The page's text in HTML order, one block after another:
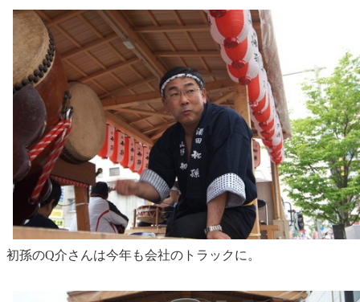
初孫のQ介さんは今年も会社のトラックに。